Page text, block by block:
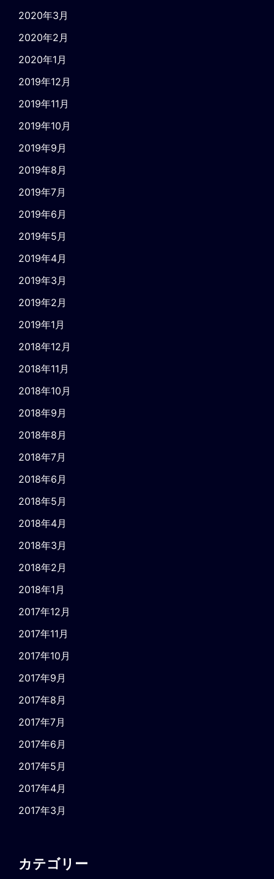
2020年3月
2020年2月
2020年1月
2019年12月
2019年11月
2019年10月
2019年9月
2019年8月
2019年7月
2019年6月
2019年5月
2019年4月
2019年3月
2019年2月
2019年1月
2018年12月
2018年11月
2018年10月
2018年9月
2018年8月
2018年7月
2018年6月
2018年5月
2018年4月
2018年3月
2018年2月
2018年1月
2017年12月
2017年11月
2017年10月
2017年9月
2017年8月
2017年7月
2017年6月
2017年5月
2017年4月
2017年3月
カテゴリー